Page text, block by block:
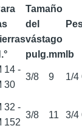
Tamaño
del
vástago
pulg.mm lb
14 -
30
3/8 9 1/4
32 -
152
3/8 11 3/4